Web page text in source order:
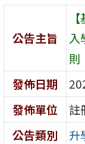
公告主旨
入
則
發佈日期
發佈單位
註
公告類別
升